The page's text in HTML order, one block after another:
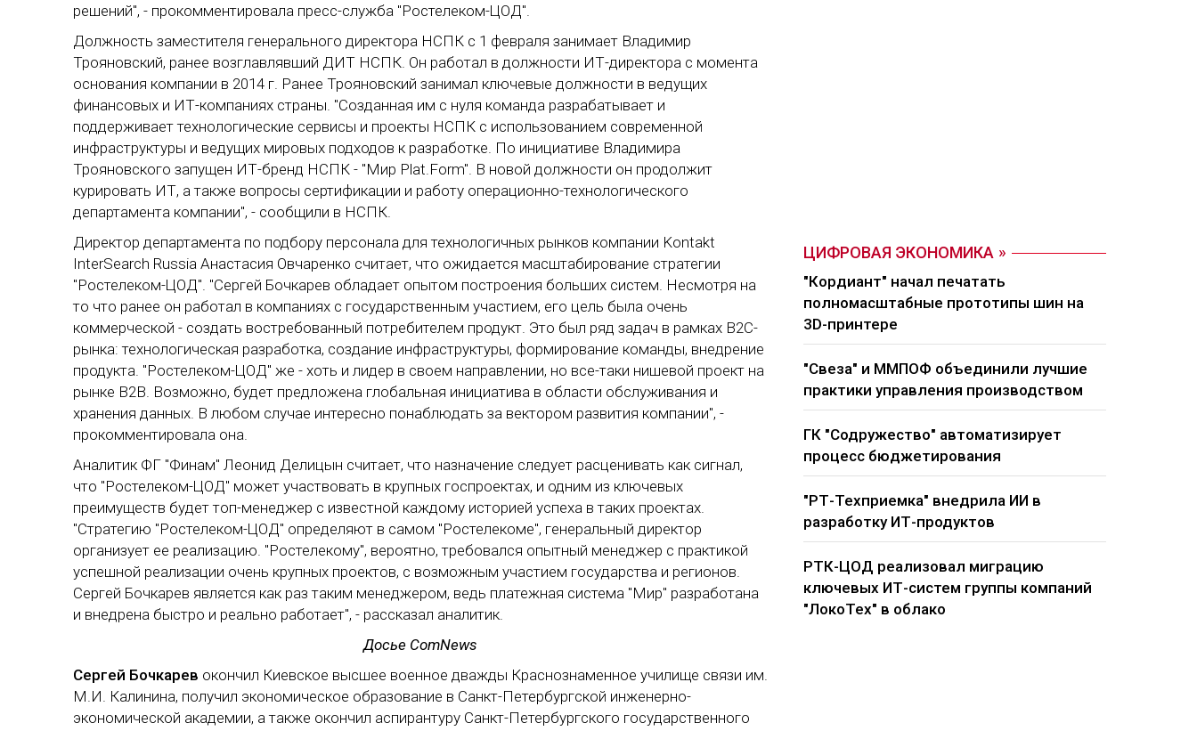
решений", - прокомментировала пресс-служба "Ростелеком-ЦОД".
Должность заместителя генерального директора НСПК с 1 февраля занимает Владимир
Трояновский, ранее возглавлявший ДИТ НСПК. Он работал в должности ИТ-директора с момента
основания компании в 2014 г. Ранее Трояновский занимал ключевые должности в ведущих
финансовых и ИТ-компаниях страны. "Созданная им с нуля команда разрабатывает и
поддерживает технологические сервисы и проекты НСПК с использованием современной
инфраструктуры и ведущих мировых подходов к разработке. По инициативе Владимира
Трояновского запущен ИТ-бренд НСПК - "Мир Plat.Form". В новой должности он продолжит
курировать ИТ, а также вопросы сертификации и работу операционно-технологического
департамента компании", - сообщили в НСПК.
Директор департамента по подбору персонала для технологичных рынков компании Kontakt
InterSearch Russia Анастасия Овчаренко считает, что ожидается масштабирование стратегии
"Ростелеком-ЦОД". "Сергей Бочкарев обладает опытом построения больших систем. Несмотря на
то что ранее он работал в компаниях с государственным участием, его цель была очень
коммерческой - создать востребованный потребителем продукт. Это был ряд задач в рамках В2С-
рынка: технологическая разработка, создание инфраструктуры, формирование команды, внедрение
продукта. "Ростелеком-ЦОД" же - хоть и лидер в своем направлении, но все-таки нишевой проект на
рынке В2В. Возможно, будет предложена глобальная инициатива в области обслуживания и
хранения данных. В любом случае интересно понаблюдать за вектором развития компании", -
прокомментировала она.
Аналитик ФГ "Финам" Леонид Делицын считает, что назначение следует расценивать как сигнал,
что "Ростелеком-ЦОД" может участвовать в крупных госпроектах, и одним из ключевых
преимуществ будет топ-менеджер с известной каждому историей успеха в таких проектах.
"Стратегию "Ростелеком-ЦОД" определяют в самом "Ростелекоме", генеральный директор
организует ее реализацию. "Ростелекому", вероятно, требовался опытный менеджер с практикой
успешной реализации очень крупных проектов, с возможным участием государства и регионов.
Сергей Бочкарев является как раз таким менеджером, ведь платежная система "Мир" разработана
и внедрена быстро и реально работает", - рассказал аналитик.
Досье ComNews
Сергей Бочкарев окончил Киевское высшее военное дважды Краснознаменное училище связи им.
М.И. Калинина, получил экономическое образование в Санкт-Петербургской инженерно-
экономической академии, а также окончил аспирантуру Санкт-Петербургского государственного
ЦИФРОВАЯ ЭКОНОМИКА
"Кордиант" начал печатать
полномасштабные прототипы шин на
3D-принтере
"Свеза" и ММПОФ объединили лучшие
практики управления производством
ГК "Содружество" автоматизирует
процесс бюджетирования
"РТ-Техприемка" внедрила ИИ в
разработку ИТ-продуктов
РТК-ЦОД реализовал миграцию
ключевых ИТ-систем группы компаний
"ЛокоТех" в облако